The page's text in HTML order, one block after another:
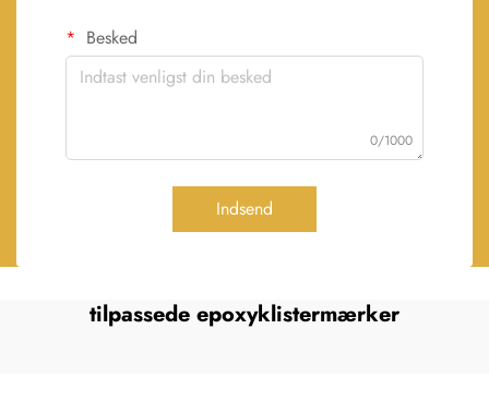
Besked
0/1000
Indsend
tilpassede epoxyklistermærker